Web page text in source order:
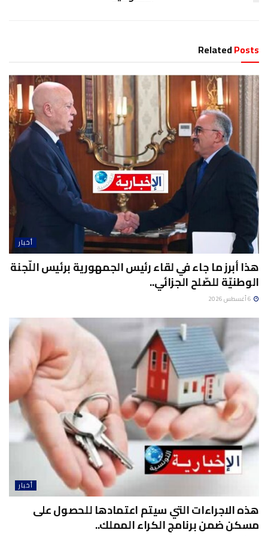
RelatedPosts
أخبار
هذا أبرز ما جاء في لقاء رئيس الجمهورية برئيس اللّجنة
الوطنيّة للصّلح الجزائي..
أخبار
هذه الاجراءات التي سيتم اعتمادها للحصول على
مسكن ضمن برنامج الكراء المملك..